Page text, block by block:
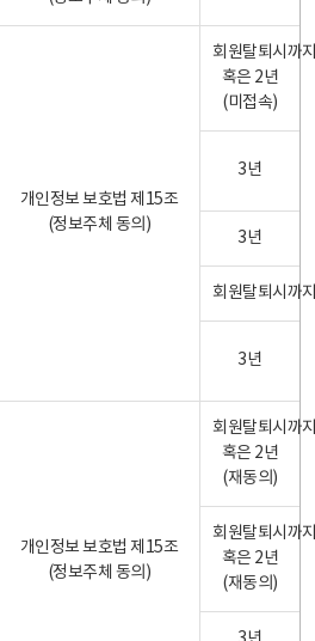
개인정보 보호법 제15조
(정보주체 동의)
회원탈퇴시까
혹은 2년
(미접속)
3년
3년
회원탈퇴시까
3년
개인정보 보호법 제15조
(정보주체 동의)
회원탈퇴시까
혹은 2년
(재동의)
회원탈퇴시까
혹은 2년
(재동의)